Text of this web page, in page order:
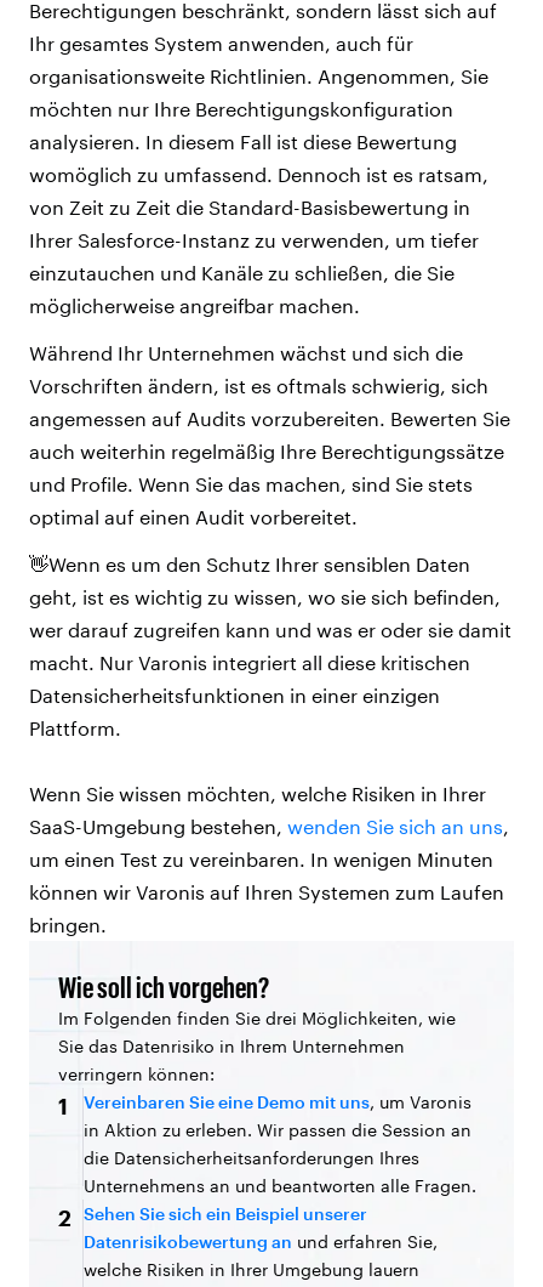
Berechtigungen beschränkt, sondern lässt sich auf
Ihr gesamtes System anwenden, auch für
organisationsweite Richtlinien. Angenommen, Sie
möchten nur Ihre Berechtigungskonfiguration
analysieren. In diesem Fall ist diese Bewertung
womöglich zu umfassend. Dennoch ist es ratsam,
von Zeit zu Zeit die Standard-Basisbewertung in
Ihrer Salesforce-Instanz zu verwenden, um tiefer
einzutauchen und Kanäle zu schließen, die Sie
möglicherweise angreifbar machen.
Während Ihr Unternehmen wächst und sich die
Vorschriften ändern, ist es oftmals schwierig, sich
angemessen auf Audits vorzubereiten. Bewerten Sie
auch weiterhin regelmäßig Ihre Berechtigungssätze
und Profile. Wenn Sie das machen, sind Sie stets
optimal auf einen Audit vorbereitet.
👋Wenn es um den Schutz Ihrer sensiblen Daten
geht, ist es wichtig zu wissen, wo sie sich befinden,
wer darauf zugreifen kann und was er oder sie damit
macht. Nur Varonis integriert all diese kritischen
Datensicherheitsfunktionen in einer einzigen
Plattform.
Wenn Sie wissen möchten, welche Risiken in Ihrer
SaaS-Umgebung bestehen, wenden Sie sich an uns
um einen Test zu vereinbaren. In wenigen Minuten
können wir Varonis auf Ihren Systemen zum Laufen
bringen.
Wie soll ich vorgehen?
Im Folgenden finden Sie drei Möglichkeiten, wie
Sie das Datenrisiko in Ihrem Unternehmen
verringern können:
1 Vereinbaren Sie eine Demo mit uns, um Varonis
in Aktion zu erleben. Wir passen die Session an
die Datensicherheitsanforderungen Ihres
Unternehmens an und beantworten alle Fragen.
2
Sehen Sie sich ein Beispiel unserer
Datenrisikobewertung an und erfahren Sie,
welche Risiken in Ihrer Umgebung lauern